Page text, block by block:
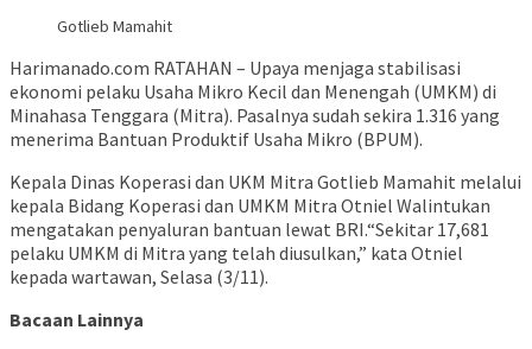
Gotlieb Mamahit
Harimanado.com RATAHAN – Upaya menjaga stabilisasi
ekonomi pelaku Usaha Mikro Kecil dan Menengah (UMKM) di
Minahasa Tenggara (Mitra). Pasalnya sudah sekira 1.316 yang
menerima Bantuan Produktif Usaha Mikro (BPUM).
Kepala Dinas Koperasi dan UKM Mitra Gotlieb Mamahit melalui
kepala Bidang Koperasi dan UMKM Mitra Otniel Walintukan
mengatakan penyaluran bantuan lewat BRI.“Sekitar 17,681
pelaku UMKM di Mitra yang telah diusulkan,” kata Otniel
kepada wartawan, Selasa (3/11).
Bacaan Lainnya